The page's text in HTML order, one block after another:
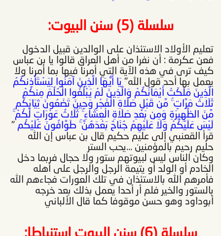
سلسلة (5) سنن البيوت :
تعليم الأولاد الاستئذان على الوالدين قبيل الدخول
فعن عكرمة : أن نفرا من أهل العراق قالوا يا بن عباس
كيف ترى في هذه الآية التي أمرنا فيها بما أمرنا ولا
يعمل بها أحد قول الله" يَا أَيُّهَا الَّذِينَ آمَنُوا لِيَسْتَأْذِنكُمُ
الَّذِينَ مَلَكَتْ أَيْمَانُكُمْ وَالَّذِينَ لَمْ يَبْلُغُوا الْحُلُمَ مِنكُمْ
ثَلَاثَ مَرَّاتٍ ۚ مِّن قَبْلِ صَلَاةِ الْفَجْرِ وَحِينَ تَضَعُونَ ثِيَابَكُم
مِّنَ الظَّهِيرَةِ وَمِن بَعْدِ صَلَاةِ الْعِشَاءِ ۚ ثَلَاثُ عَوْرَاتٍ لَّكُمْ ۚ
لَيْسَ عَلَيْكُمْ وَلَا عَلَيْهِمْ جُنَاحٌ بَعْدَهُنَّ ۚ طَوَّافُونَ عَلَيْكُم "
قرأ القعنبي إلى عليم حكيم قال بن عباس إن الله
حليم رحيم بالمؤمنين ...يحب الستر
وكان الناس ليس لبيوتهم ستور ولا حجال فربما دخل
الخادم أو الولد أو يتيمة الرجل والرجل على أهله
فأمرهم الله بالاستئذان في تلك العورات فجاءهم الله
بالستور والخير فلم أر أحدا يعمل بذلك بعد خرجه
أبوداود وهو حسن موقوفا كما قال الألباني